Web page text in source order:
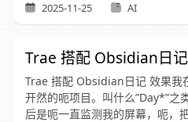
2025-11-25 AI
Trae 搭配 Obsidian日
Trae 搭配 Obsidian日记 效果我
开然的呃项目。叫什么”Day*”之
后是呃一直监测我的屏幕，呃，